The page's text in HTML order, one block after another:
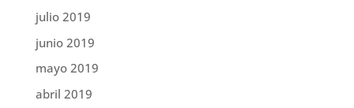
julio 2019
junio 2019
mayo 2019
abril 2019